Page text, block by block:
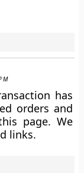
has
orders and
page. We
links.